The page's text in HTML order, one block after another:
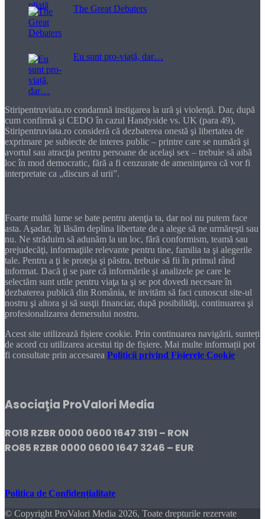
The Great Debaters
Eu sunt pro-viață, dar…
Stiripentruviata.ro condamnă instigarea la ură şi violenţă. Dar, după
cum confirmă şi CEDO în cazul Handyside vs. UK (para 49),
Stiripentruviata.ro consideră că dezbaterea onestă şi libertatea de
exprimare pe subiecte de interes public – printre care se numără şi
avortul sau atracţia pentru persoane de acelaşi sex – trebuie să aibă
loc în mod democratic, fără a fi cenzurate de ameninţarea că vor fi
interpretate ca „discurs al urii”.
Foarte multă lume se bate pentru atenţia ta, dar noi nu putem face
asta. Aşadar, îţi lăsăm deplina libertate de a alege să ne urmăreşti sau
nu. Ne străduim să adunăm la un loc, fără conformism, teamă sau
prejudecăţi, informaţiile relevante pentru tine, familia ta şi alegerile
tale. Pentru a ţi le proteja şi păstra, trebuie să fii în primul rând
informat. Dacă ţi se pare că informările şi analizele pe care le
selectăm sunt utile pentru viaţa ta şi se pot dovedi necesare în
dezbaterea publică din România, te invităm să faci cunoscut site-ul
nostru şi altora şi să susţii financiar, după posibilităţi, continuarea şi
profesionalizarea demersului nostru.
Acest site utilizează fișiere cookie. Prin continuarea navigării, sunteți
de acord cu utilizarea acestui tip de fișiere. Mai multe informații pot
fi consultate prin accesarea Politicii privind Fișierele Cookie
Asociaţia ProValori Media
RO18 RZBR 0000 0600 1647 3191 – RON
RO85 RZBR 0000 0600 1647 3246 – EUR
Politica de Confidențialitate
© Copyright ProValori Media 2026, Toate drepturile rezervate